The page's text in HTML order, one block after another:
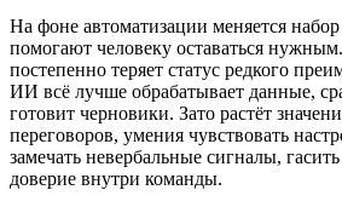
На фоне автоматизации меняется
помогают человеку оставаться
постепенно теряет статус редкого
ИИ всё лучше обрабатывает данные,
готовит черновики. Зато растёт
переговоров, умения чувствовать
замечать невербальные сигналы,
доверие внутри команды.